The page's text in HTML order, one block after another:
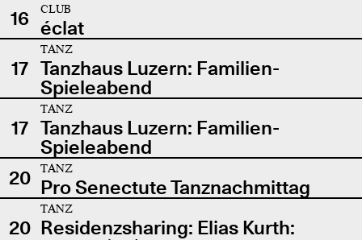
16
CLUB
éclat
17
TANZ
Tanzhaus Luzern: Familien-
Spieleabend
17
TANZ
Tanzhaus Luzern: Familien-
Spieleabend
20
TANZ
Pro Senectute Tanznachmittag
20
TANZ
Residenzsharing: Elias Kurth: